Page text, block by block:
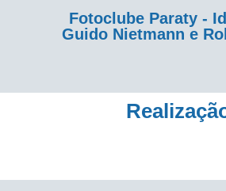
Fotoclube Paraty -
Guido Nietmann e